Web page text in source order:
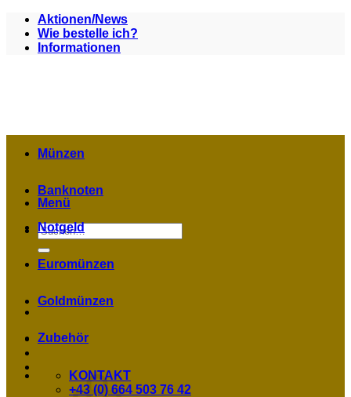
Zum
Inhalt
springen
Aktionen/News
Wie bestelle ich?
Informationen
Menü
Suchen
nach:
Münzen
Banknoten
Notgeld
Euromünzen
Goldmünzen
Zubehör
KONTAKT
+43 (0) 664 503 76 42